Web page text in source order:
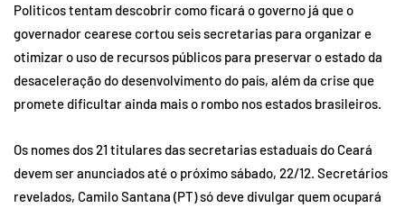
Politicos tentam descobrir como ficará o governo já que o
governador cearese cortou seis secretarias para organizar e
otimizar o uso de recursos públicos para preservar o estado da
desaceleração do desenvolvimento do país, além da crise que
promete dificultar ainda mais o rombo nos estados brasileiros.
Os nomes dos 21 titulares das secretarias estaduais do Ceará
devem ser anunciados até o próximo sábado, 22/12. Secretários
revelados, Camilo Santana (PT) só deve divulgar quem ocupará